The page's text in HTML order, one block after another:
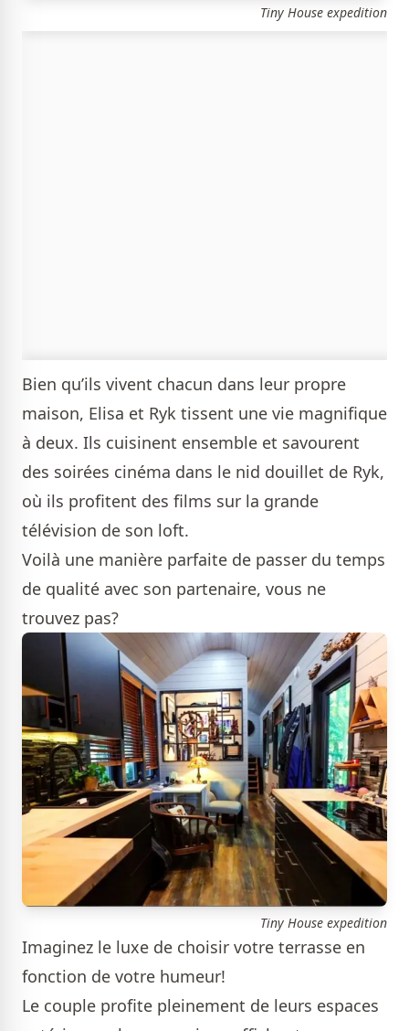
Tiny House expedition
Bien qu’ils vivent chacun dans leur propre
maison, Elisa et Ryk tissent une vie magnifique
à deux. Ils cuisinent ensemble et savourent
des soirées cinéma dans le nid douillet de Ryk,
où ils profitent des films sur la grande
télévision de son loft.
Voilà une manière parfaite de passer du temps
de qualité avec son partenaire, vous ne
trouvez pas?
Tiny House expedition
Imaginez le luxe de choisir votre terrasse en
fonction de votre humeur!
Le couple profite pleinement de leurs espaces